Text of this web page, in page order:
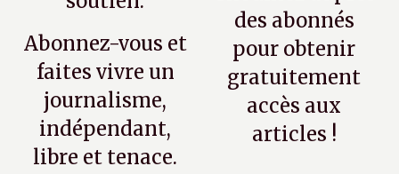
Abonnez-vous et
faites vivre un
journalisme,
indépendant,
libre et tenace.
des abonnés
pour obtenir
gratuitement
accès aux
articles !